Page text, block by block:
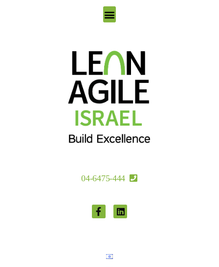
04-6475-444